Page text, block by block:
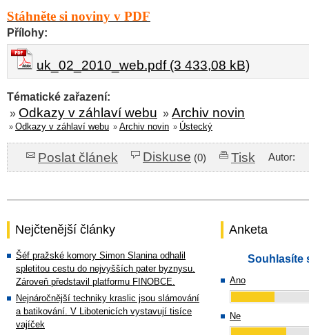
Stáhněte si noviny v PDF
Přílohy:
uk_02_2010_web.pdf (3 433,08 kB)
Tématické zařazení:
» Odkazy v záhlaví webu » Archiv novin
» Odkazy v záhlaví webu » Archiv novin » Ústecký
Poslat článek Diskuse (0) Tisk Autor:
Nejčtenější články
Šéf pražské komory Simon Slanina odhalil
spletitou cestu do nejvyšších pater byznysu.
Zároveň představil platformu FINOBCE.
Nejnáročnější techniky kraslic jsou slámování
a batikování. V Libotenicích vystavují tisíce
vajíček
Anketa
Souhlasíte
Ano
Ne